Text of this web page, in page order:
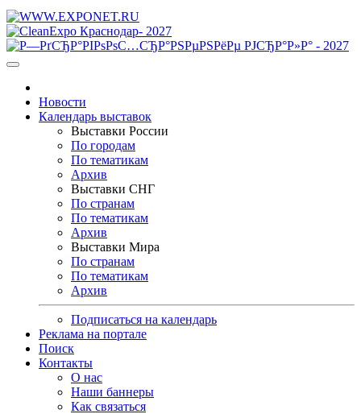
Новости
Календарь выставок
Выставки России
По городам
По тематикам
Архив
Выставки СНГ
По странам
По тематикам
Архив
Выставки Мира
По странам
По тематикам
Архив
Подписаться на календарь
Реклама на портале
Поиск
Контакты
О нас
Наши баннеры
Как связаться